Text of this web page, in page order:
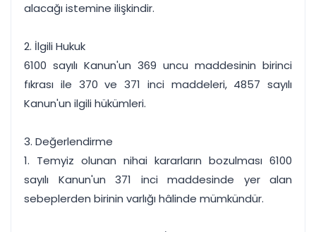
alacağı istemine ilişkindir.
2. İlgili Hukuk
6100 sayılı Kanun'un 369 uncu maddesinin birinci
fıkrası ile 370 ve 371 inci maddeleri, 4857 sayılı
Kanun'un ilgili hükümleri.
3. Değerlendirme
1. Temyiz olunan nihai kararların bozulması 6100
sayılı Kanun'un 371 inci maddesinde yer alan
sebeplerden birinin varlığı hâlinde mümkündür.